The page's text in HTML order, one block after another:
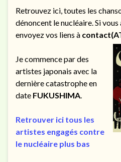
Retrouvez ici, toutes les
dénoncent le nucléaire. Si vous
envoyez vos liens à
Je commence par des
artistes japonais avec la
dernière catastrophe en
date FUKUSHIMA.
Retrouver ici tous les
artistes engagés contre
le nucléaire plus bas